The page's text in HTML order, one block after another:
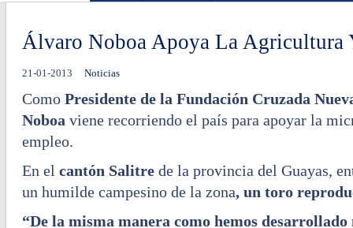
Álvaro Noboa Apoya La Agricultura
21-01-2013 Noticias
Como Presidente de la Fundación Cruzada
Noboa viene recorriendo el país para apoyar la
empleo.
En el cantón Salitre de la provincia del Guayas,
un humilde campesino de la zona, un toro
“De la misma manera como hemos